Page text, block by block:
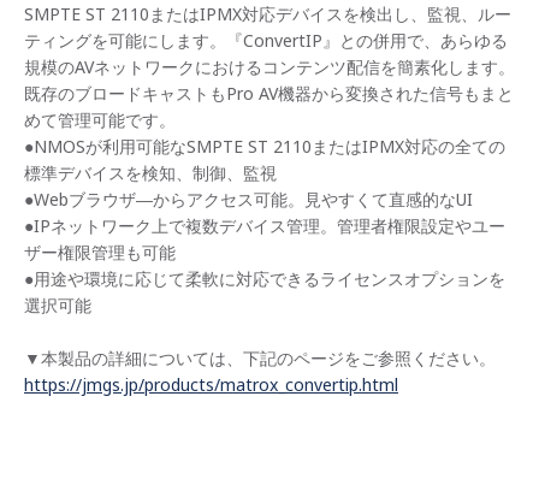
SMPTE ST 2110またはIPMX対応デバイスを検出し、監視、ルー
ティングを可能にします。『ConvertIP』との併用で、あらゆる
規模のAVネットワークにおけるコンテンツ配信を簡素化します。
既存のブロードキャストもPro AV機器から変換された信号もまと
めて管理可能です。
●NMOSが利用可能なSMPTE ST 2110またはIPMX対応の全ての
標準デバイスを検知、制御、監視
●Webブラウザ―からアクセス可能。見やすくて直感的なUI
●IPネットワーク上で複数デバイス管理。管理者権限設定やユー
ザー権限管理も可能
●用途や環境に応じて柔軟に対応できるライセンスオプションを
選択可能
▼本製品の詳細については、下記のページをご参照ください。
https://jmgs.jp/products/matrox_convertip.html